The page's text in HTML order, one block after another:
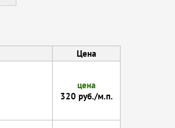
Цена
цена
320 руб./м.п.